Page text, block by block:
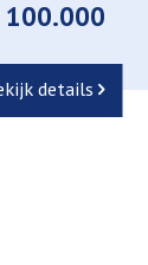
details